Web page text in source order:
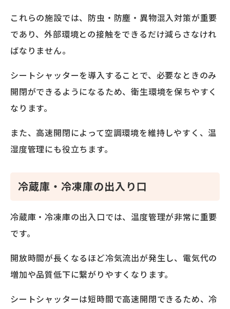
これらの施設では、防虫・防塵・異物混入対策が重要
であり、外部環境との接触をできるだけ減らさなけれ
ばなりません。
シートシャッターを導入することで、必要なときのみ
開閉ができるようになるため、衛生環境を保ちやすく
なります。
また、高速開閉によって空調環境を維持しやすく、温
湿度管理にも役立ちます。
冷蔵庫・冷凍庫の出入り口
冷蔵庫・冷凍庫の出入口では、温度管理が非常に重要
です。
開放時間が長くなるほど冷気流出が発生し、電気代の
増加や品質低下に繋がりやすくなります。
シートシャッターは短時間で高速開閉できるため、冷